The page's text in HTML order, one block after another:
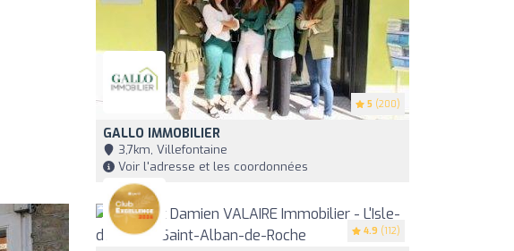
5 (200)
GALLO IMMOBILIER
3,7km, Villefontaine
Voir l'adresse et les coordonnées
4.9 (112)